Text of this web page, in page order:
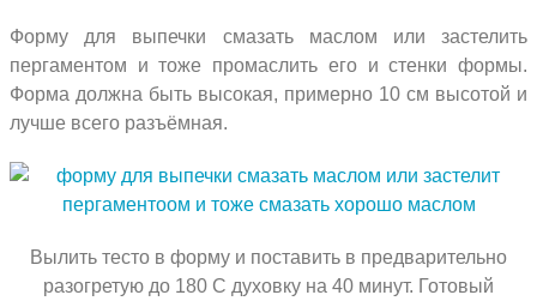
Форму для выпечки смазать маслом или застелить
пергаментом и тоже промаслить его и стенки формы.
Форма должна быть высокая, примерно 10 см высотой и
лучше всего разъёмная.
Вылить тесто в форму и поставить в предварительно
разогретую до 180 С духовку на 40 минут. Готовый